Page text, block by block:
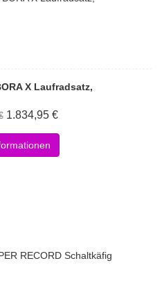
X Laufradsatz,
1.834,95 €